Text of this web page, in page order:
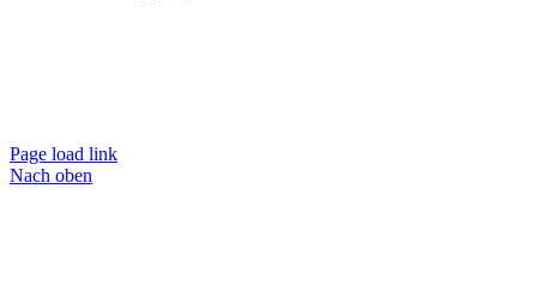
Page load link
Nach oben